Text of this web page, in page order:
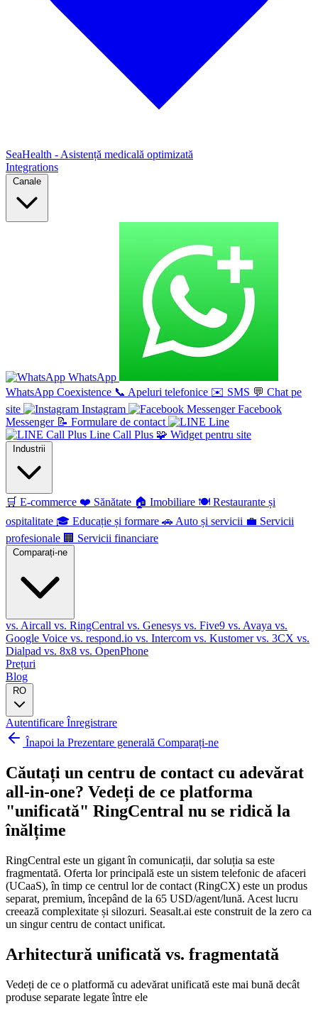
SeaHealth - Asistență medicală optimizată
Integrations
Canale
WhatsApp
WhatsApp Coexistence 📞 Apeluri telefonice ✉️ SMS 💬 Chat pe
site
Instagram
Facebook
Messenger 📝 Formulare de contact
Line
Line Call Plus 🧩 Widget pentru site
Industrii
🛒 E-commerce ❤️ Sănătate 🏠 Imobiliare 🍽️ Restaurante și
ospitalitate 🎓 Educație și formare 🚗 Auto și servicii 💼 Servicii
profesionale 🏢 Servicii financiare
Comparați-ne
vs. Aircall vs. RingCentral vs. Genesys vs. Five9 vs. Avaya vs.
Google Voice vs. respond.io vs. Intercom vs. Kustomervs. 3CX vs.
Dialpad vs. 8x8 vs. OpenPhone
Prețuri
Blog
RO
Autentificare Înregistrare
Înapoi la Prezentare generală Comparați-ne
Căutați un centru de contact cu adevărat
all-in-one? Vedeți de ce platforma
"unificată" RingCentral nu se ridică la
înălțime
RingCentral este un gigant în comunicații, dar soluția sa este
fragmentată. Oferta lor principală este un sistem telefonic de afaceri
(UCaaS), în timp ce centrul lor de contact (RingCX) este un produs
separat, premium, începând de la 65 USD/agent/lună. Acest lucru
creează complexitate și silozuri. Seasalt.ai este construit de la zero ca
un singur centru de contact unificat.
Arhitectură unificată vs. fragmentată
Vedeți de ce o platformă cu adevărat unificată este mai bună decât
produse separate legate între ele